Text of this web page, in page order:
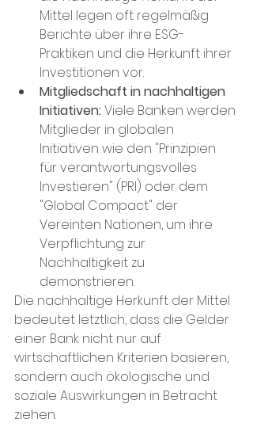
Mittel legen oft regelmäßig
Berichte über ihre ESG-
Praktiken und die Herkunft ihrer
Investitionen vor.
Mitgliedschaft in nachhaltigen
Initiativen: Viele Banken werden
Mitglieder in globalen
Initiativen wie den "Prinzipien
für verantwortungsvolles
Investieren" (PRI) oder dem
"Global Compact" der
Vereinten Nationen, um ihre
Verpflichtung zur
Nachhaltigkeit zu
demonstrieren.
Die nachhaltige Herkunft der Mittel
bedeutet letztlich, dass die Gelder
einer Bank nicht nur auf
wirtschaftlichen Kriterien basieren,
sondern auch ökologische und
soziale Auswirkungen in Betracht
ziehen.